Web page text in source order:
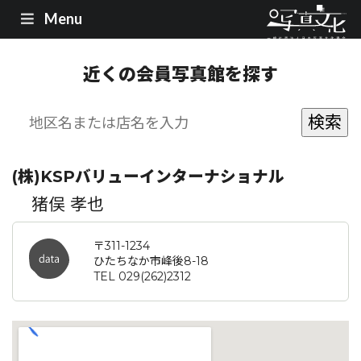
Menu
近くの会員写真館を探す
(株)KSPバリューインターナショナル
猪俣 孝也
〒311-1234
ひたちなか市峰後8-18
TEL 029(262)2312